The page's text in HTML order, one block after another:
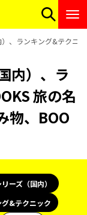
、ランキング&テクニ
内）、ラ
旅の名
物、BOO
ーズ（国内）
グ&テクニック